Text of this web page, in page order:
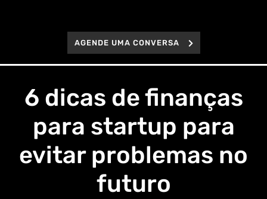
AGENDE UMA CONVERSA
6 dicas de finanças
para startup para
evitar problemas no
futuro